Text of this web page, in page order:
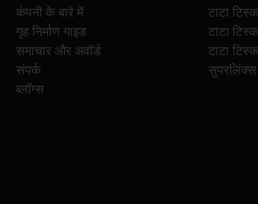
कंपनी के बारे में
गृह निर्माण गाइड
समाचार और अवॉर्ड
संपर्क
ब्लॉग्स
टाटा
टाटा
टाटा
सुपरलिंक्स